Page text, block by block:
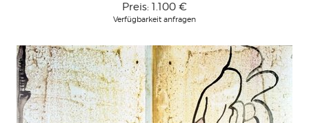
Preis: 1.100 €
Verfügbarkeit anfragen